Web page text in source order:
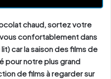
chaud, sortez votre
confortablement dans
car la saison des films de
pour notre plus grand
de films à regarder sur